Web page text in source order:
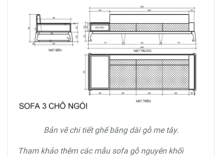
Bản vẽ chi tiết ghế băng dài gỗ me tây.
Tham khảo thêm các mẫu sofa gỗ nguyên khối